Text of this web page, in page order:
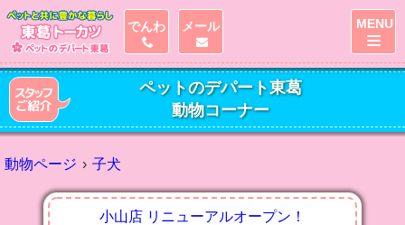
ペットのデパート東葛
動物コーナー
動物ページ 子犬
小山店 リニューアルオープン！
でんわ メール MENU